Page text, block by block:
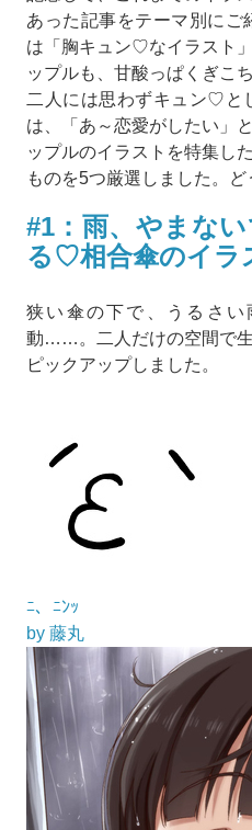
あった記事をテーマ別にご
は「胸キュン♡なイラスト
ップルも、甘酸っぱくぎこ
二人には思わずキュン♡と
は、「あ～恋愛がしたい」
ップルのイラストを特集し
ものを5つ厳選しました。ど
#1：雨、やまな
る♡相合傘のイラ
狭い傘の下で、うるさ
動……。二人だけの空間で
ピックアップしました。
ﾆ、ﾆﾝｯ
by 藤丸